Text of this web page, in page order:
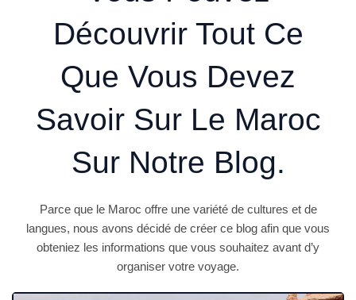
Découvrir Tout Ce
Que Vous Devez
Savoir Sur Le Maroc
Sur Notre Blog.
Parce que le Maroc offre une variété de cultures et de
langues, nous avons décidé de créer ce blog afin que vous
obteniez les informations que vous souhaitez avant d’y
organiser votre voyage.